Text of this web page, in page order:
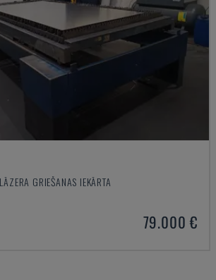
GRIEŠANAS IEKĀRTA
79.000 €